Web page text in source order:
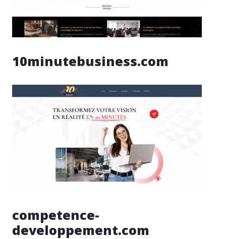
10minutebusiness.com
competence-
developpement.com